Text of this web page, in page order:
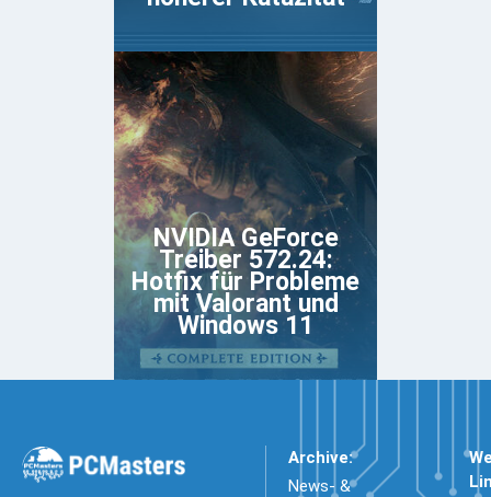
NVIDIA GeForce
Treiber 572.24:
Hotfix für Probleme
mit Valorant und
Windows 11
Archive:
News- &